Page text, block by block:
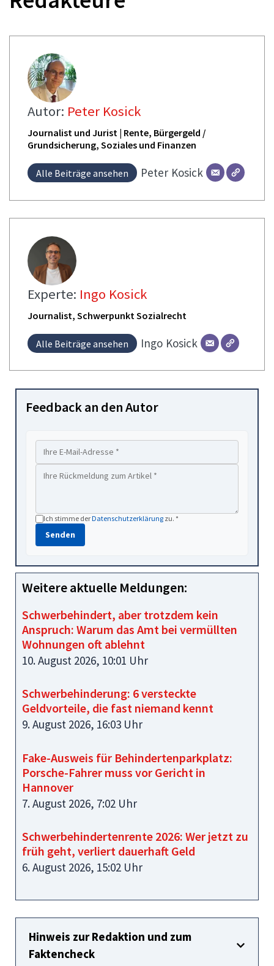
Autor: Peter Kosick
Journalist und Jurist | Rente, Bürgergeld /
Grundsicherung, Soziales und Finanzen
Alle Beiträge ansehen Peter Kosick
Experte: Ingo Kosick
Journalist, Schwerpunkt Sozialrecht
Alle Beiträge ansehen Ingo Kosick
Feedback an den Autor
Ich stimme derDatenschutzerklärung zu. *
Senden
Weitere aktuelle Meldungen:
Schwerbehindert, aber trotzdem kein
Anspruch: Warum das Amt bei vermüllten
Wohnungen oft ablehnt
10. August 2026, 10:01 Uhr
Schwerbehinderung: 6 versteckte
Geldvorteile, die fast niemand kennt
9. August 2026, 16:03 Uhr
Fake-Ausweis für Behindertenparkplatz:
Porsche-Fahrer muss vor Gericht in
Hannover
7. August 2026, 7:02 Uhr
Schwerbehindertenrente 2026: Wer jetzt zu
früh geht, verliert dauerhaft Geld
6. August 2026, 15:02 Uhr
Hinweis zur Redaktion und zum
Faktencheck